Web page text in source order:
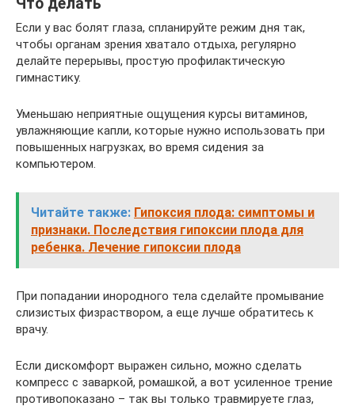
Что делать
Если у вас болят глаза, спланируйте режим дня так,
чтобы органам зрения хватало отдыха, регулярно
делайте перерывы, простую профилактическую
гимнастику.
Уменьшаю неприятные ощущения курсы витаминов,
увлажняющие капли, которые нужно использовать при
повышенных нагрузках, во время сидения за
компьютером.
Читайте также: Гипоксия плода: симптомы и
признаки. Последствия гипоксии плода для
ребенка. Лечение гипоксии плода
При попадании инородного тела сделайте промывание
слизистых физраствором, а еще лучше обратитесь к
врачу.
Если дискомфорт выражен сильно, можно сделать
компресс с заваркой, ромашкой, а вот усиленное трение
противопоказано – так вы только травмируете глаз,